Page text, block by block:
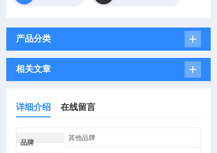
产品分类
相关文章
详细介绍 在线留言
品牌
其他品牌